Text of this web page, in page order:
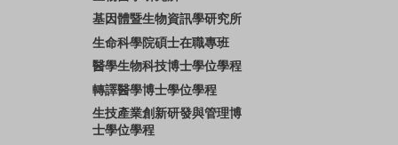
基因體暨生物資訊學研究所
生命科學院碩士在職專班
醫學生物科技博士學位學程
轉譯醫學博士學位學程
生技產業創新研發與管理博
士學位學程